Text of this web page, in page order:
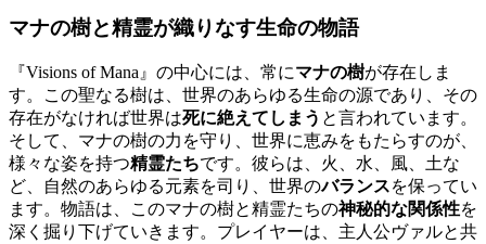
マナの樹と精霊が織りなす生命の物語
『Visions of Mana』の中心には、常にマナの樹が存在しま
す。この聖なる樹は、世界のあらゆる生命の源であり、その
存在がなければ世界は死に絶えてしまう と言われています。
そして、マナの樹の力を守り、世界に恵みをもたらすのが、
様々な姿を持つ精霊たちです。彼らは、火、水、風、土な
ど、自然のあらゆる元素を司り、世界のバランスを保ってい
ます。物語は、このマナの樹と精霊たちの神秘的な関係性を
深く掘り下げていきます。プレイヤーは、主人公ヴァルと共